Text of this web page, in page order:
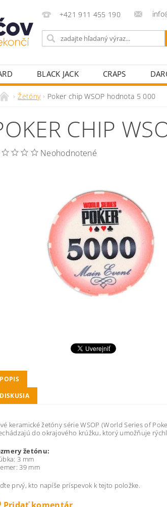
+421 911 455 190
BLACK JACK CRAPS
POKROVÉ OBLEČENIE
Žetóny Poker chip WSOP hodnota 5 000
CHIP
Neohodnotené
POPIS
DISKUSIA
keramické žetóny série WSOP (World Series of
do okrajového krúžku, ktorý umožňuje
žetónu:
3 mm
39 mm
prvý, kto napíše príspevok k tejto položke.